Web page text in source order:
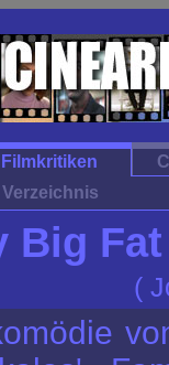
Filmkritiken
Verzeichnis
Big
(